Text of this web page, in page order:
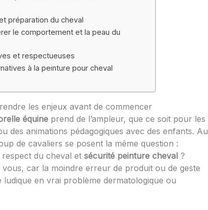
préparation du cheval
le comportement et la peau du
et respectueuses
à la peinture pour cheval
les enjeux avant de commencer
équineprend de l’ampleur, que ce soit pour les
des animations pédagogiques avec des enfants. Au
de cavaliers se posent la même question :
du cheval et sécurité peinture cheval?
vous, car la moindre erreur de produit ou de geste
en vrai problème dermatologique ou